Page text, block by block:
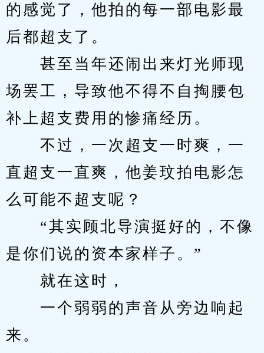
的感觉了，他拍的每一部电影最
后都超支了。
甚至当年还闹出来灯光师现
场罢工，导致他不得不自掏腰包
补上超支费用的惨痛经历。
不过，一次超支一时爽，一
直超支一直爽，他姜玟拍电影怎
么可能不超支呢？
“其实顾北导演挺好的，不像
是你们说的资本家样子。”
就在这时，
一个弱弱的声音从旁边响起
来。